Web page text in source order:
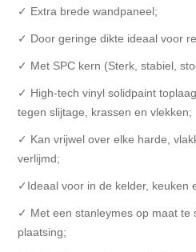
✓ Extra brede wandpaneel;
✓ Door geringe dikte ideaal voor
✓ Met SPC kern (Sterk, stabiel,
✓ High-tech vinyl solidpaint
tegen slijtage, krassen en vlekken;
✓ Kan vrijwel over elke harde,
verlijmd;
✓Ideaal voor in de kelder, keuken
✓ Met een stanleymes op maat te
plaatsing;